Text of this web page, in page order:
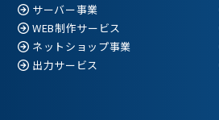
サーバー事業
WEB制作サービス
ネットショップ事業
出力サービス